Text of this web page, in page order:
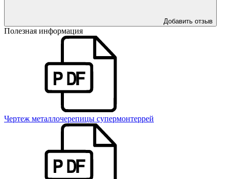
Добавить отзыв
Полезная информация
Чертеж металлочерепицы супермонтеррей